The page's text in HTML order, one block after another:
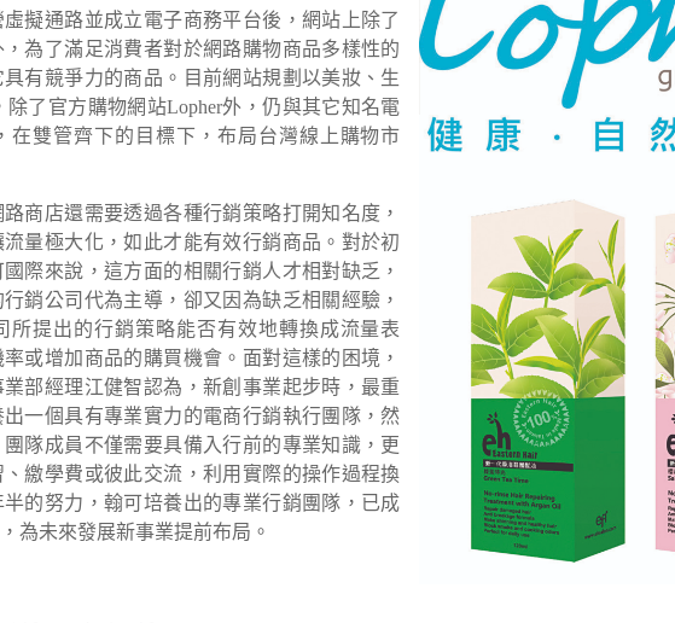
擬通路並成立電子商務平台後，網站上除了
為了滿足消費者對於網路購物商品多樣性的
有競爭力的商品。目前網站規劃以美妝、生
了官方購物網站Lopher外，仍與其它知名電
在雙管齊下的目標下，布局台灣線上購物市
商店還需要透過各種行銷策略打開知名度，
量極大化，如此才能有效行銷商品。對於初
際來說，這方面的相關行銷人才相對缺乏，
銷公司代為主導，卻又因為缺乏相關經驗，
所提出的行銷策略能否有效地轉換成流量表
或增加商品的購買機會。面對這樣的困境，
部經理江健智認為，新創事業起步時，最重
一個具有專業實力的電商行銷執行團隊，然
隊成員不僅需要具備入行前的專業知識，更
繳學費或彼此交流，利用實際的操作過程換
的努力，翰可培養出的專業行銷團隊，已成
為未來發展新事業提前布局。